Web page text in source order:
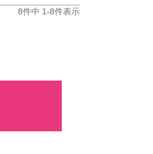
8件中 1-8件表示